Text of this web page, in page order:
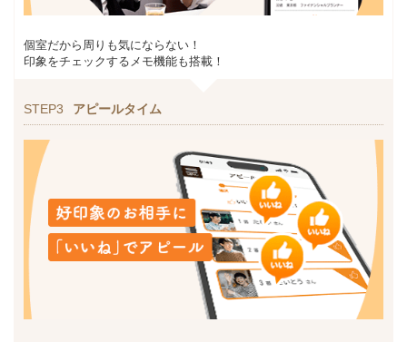
個室だから周りも気にならない！
印象をチェックするメモ機能も搭載！
STEP3 アピールタイム